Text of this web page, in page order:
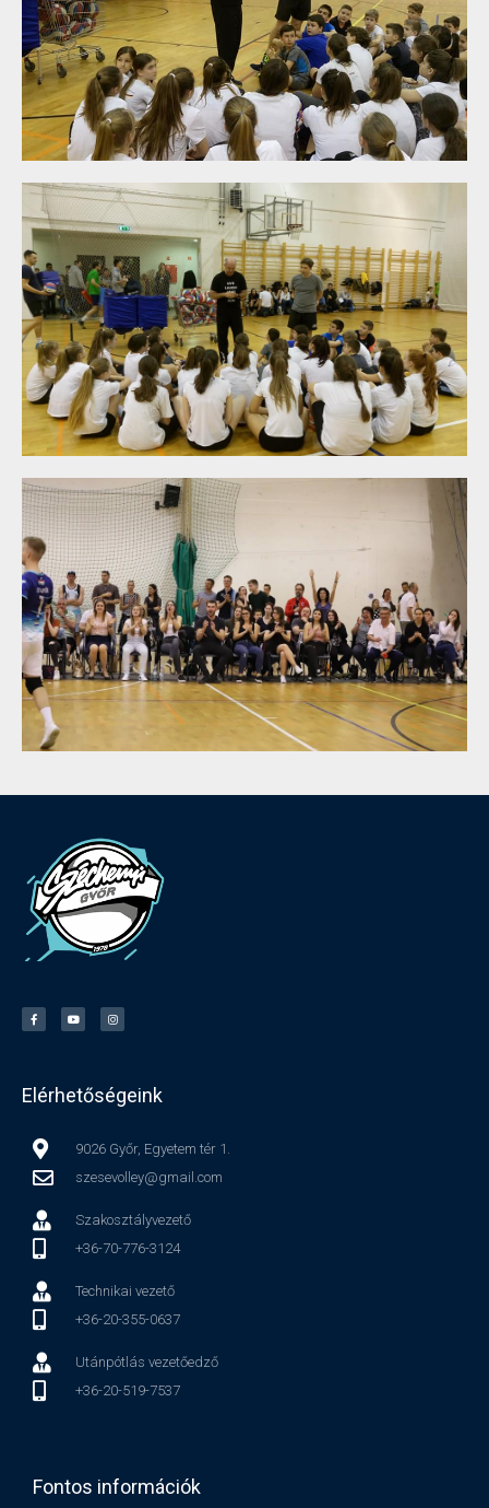
Elérhetőségeink
9026 Győr, Egyetem tér 1.
szesevolley@gmail.com
Szakosztályvezető
+36-70-776-3124
Technikai vezető
+36-20-355-0637
Utánpótlás vezetőedző
+36-20-519-7537
Fontos információk